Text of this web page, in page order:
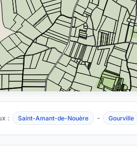
: Saint-Amant-de-Nouère - Gourville